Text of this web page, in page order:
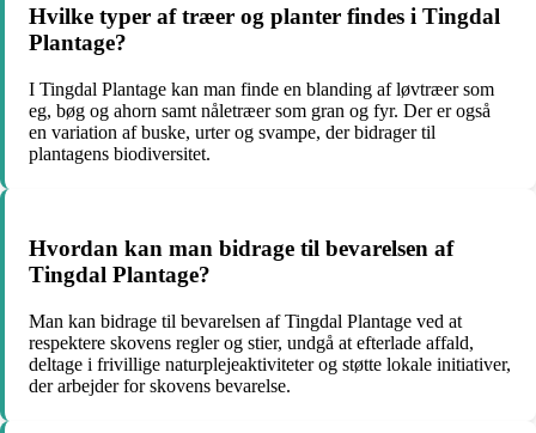
Hvilke typer af træer og planter findes i Tingdal
Plantage?
I Tingdal Plantage kan man finde en blanding af løvtræer som
eg, bøg og ahorn samt nåletræer som gran og fyr. Der er også
en variation af buske, urter og svampe, der bidrager til
plantagens biodiversitet.
Hvordan kan man bidrage til bevarelsen af
Tingdal Plantage?
Man kan bidrage til bevarelsen af Tingdal Plantage ved at
respektere skovens regler og stier, undgå at efterlade affald,
deltage i frivillige naturplejeaktiviteter og støtte lokale initiativer,
der arbejder for skovens bevarelse.